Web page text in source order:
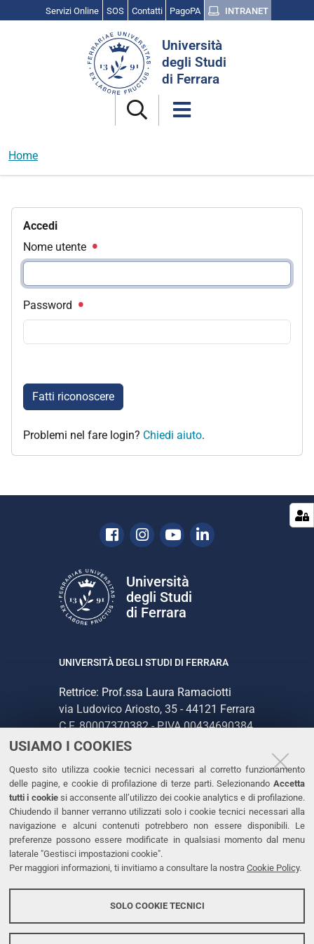
USIAMO I COOKIES
Questo sito utilizza cookie tecnici necessari al corretto funzionamento
delle pagine, e cookie di profilazione di terze parti. Selezionando Accetta
tutti i cookiesi acconsente all’utilizzo dei cookie analytics e di profilazione.
Chiudendo il banner verranno utilizzati solo i cookie tecnici necessari alla
navigazione e alcuni contenuti potrebbero non essere disponibili. Le
preferenze possono essere modificate in qualsiasi momento dal menu
laterale "Gestisci impostazioni cookie".
Per maggiori informazioni, ti invitiamo a consultare la nostra Cookie Policy.
SOLO COOKIE TECNICI
Servizi Online SOS Contatti PagoPA INTRANET
Università
degli Studi
di Ferrara
Home
Accedi
Nome utente
Password
Fatti riconoscere
Problemi nel fare login? Chiedi aiuto.
Facebook
Instagram
YoutubeLinkedin
Università
degli Studi
di Ferrara
UNIVERSITÀ DEGLI STUDI DI FERRARA
Rettrice: Prof.ssa Laura Ramaciotti
via Ludovico Ariosto, 35 - 44121 Ferrara
C.F. 80007370382 - P.IVA 00434690384
CONTATTI
Tel. +39 0532 293111
Fax. +39 0532 293031
PEC
LINKS
Accessibilità
Protezione dati personali